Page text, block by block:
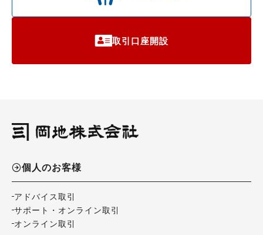
取引口座開設
個人のお客様
アドバイス取引
サポート・オンライン取引
オンライン取引